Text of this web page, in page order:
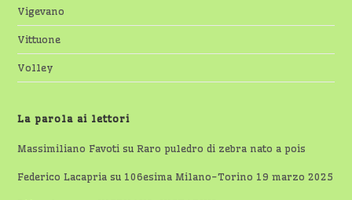
Vigevano
Vittuone
Volley
La parola ai lettori
Massimiliano Favoti suRaro puledro di zebra nato a pois
Federico Lacapria su 106esima Milano-Torino 19 marzo 2025